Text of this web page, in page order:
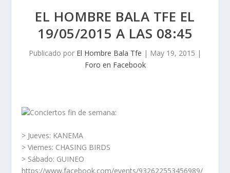
EL HOMBRE BALA TFE EL
19/05/2015 A LAS 08:45
Publicado por El Hombre Bala Tfe | May 19, 2015 |
Foro en Facebook
Conciertos fin de semana:
> Jueves: KANEMA
> Viernes: CHASING BIRDS
> Sábado: GUINEO
https://www.facebook.com/events/932622553456989/